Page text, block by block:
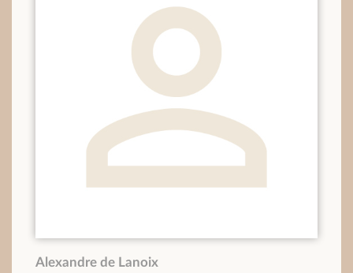
Alexandre de Lanoix